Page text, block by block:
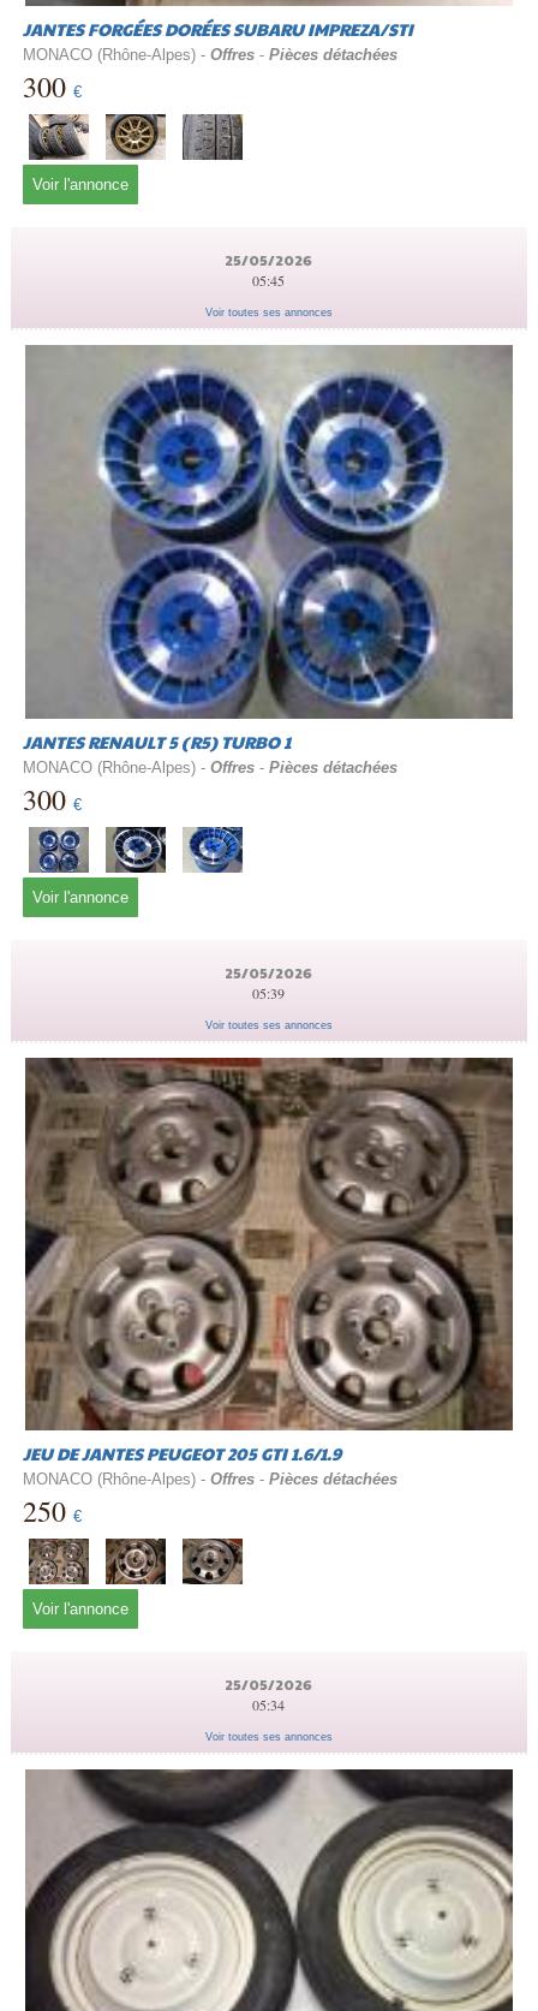
JANTES FORGÉES DORÉES SUBARU IMPREZA/STI
MONACO (Rhône-Alpes) - Offres- Pièces détachées
300 €
Voir l'annonce
25/05/2026
05:45
Voir toutes ses annonces
JANTES RENAULT 5 (R5) TURBO 1
MONACO (Rhône-Alpes) - Offres- Pièces détachées
300 €
Voir l'annonce
25/05/2026
05:39
Voir toutes ses annonces
JEU DE JANTES PEUGEOT 205 GTI 1.6/1.9
MONACO (Rhône-Alpes) - Offres- Pièces détachées
250 €
Voir l'annonce
25/05/2026
05:34
Voir toutes ses annonces